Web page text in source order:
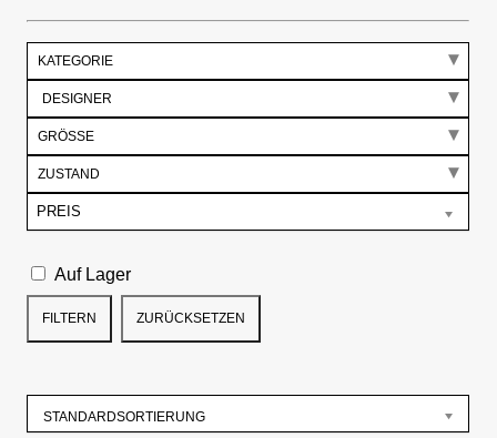
KATEGORIE
GRÖSSE
ZUSTAND
PREIS
Auf Lager
ZURÜCKSETZEN
FILTERN
STANDARDSORTIERUNG